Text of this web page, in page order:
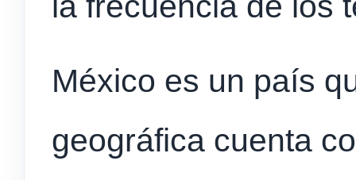
México es un país
geográfica cuenta